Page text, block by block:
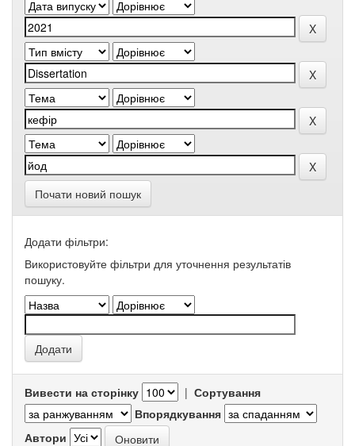
Почати новий пошук
Додати фільтри:
Використовуйте фільтри для уточнення результатів
пошуку.
Вивести на сторінку | Сортування
Впорядкування
Автори